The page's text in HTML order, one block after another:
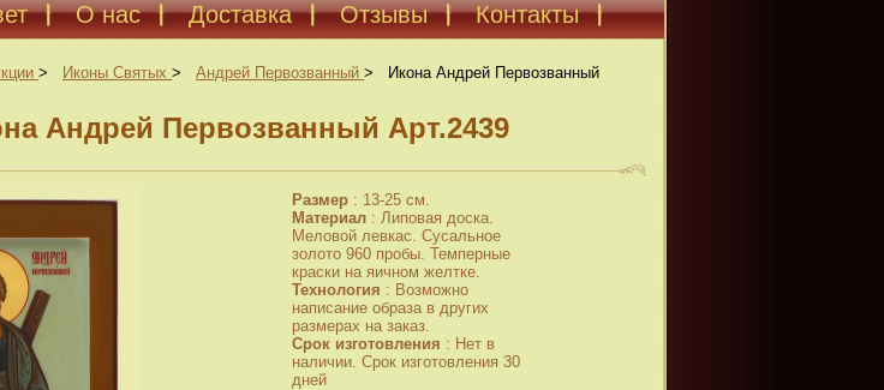
О нас Доставка Отзывы Контакты
> Иконы Святых > Андрей Первозванный >
Икона Андрей Первозванный
Андрей Первозванный Арт.2439
Размер : 13-25 см.
Материал : Липовая доска.
Меловой левкас. Сусальное
золото 960 пробы. Темперные
краски на яичном желтке.
Технология : Возможно
написание образа в других
размерах на заказ.
Срок изготовления : Нет в
наличии. Срок изготовления 30
дней